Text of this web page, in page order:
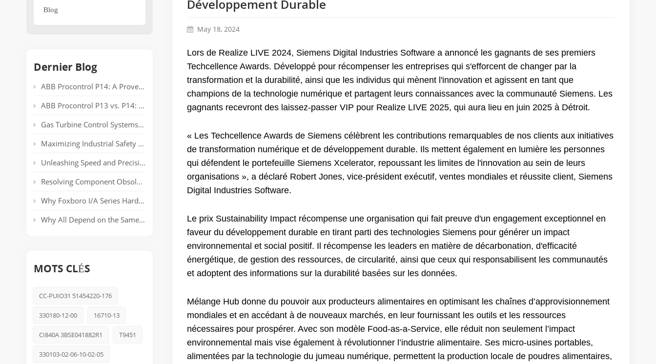
Blog
Dernier Blog
ABB Procontrol P14: A Proven Power Plant Automation System Supporting Reliable Generation for Decades
ABB Procontrol P13 vs. P14: Technical Comparison and Spare Parts Guide
Gas Turbine Control Systems: Common Automation Platforms and Spare Parts Used in Power Generation
Maximizing Industrial Safety and Connectivity with the HIMA HIMatrix Series
Unleashing Speed and Precision: The Power of ABB’s AC 800PEC Control System
Resolving Component Obsolescence in ICS Triplex Trusted® T8000 Series Safety Systems
Why Foxboro I/A Series Hardware Still Dominates Long-Life Process Plants
Why All Depend on the Same Safety Platform: Triconex
MOTS CLÉS
CC-PUIO31 51454220-176
330180-12-00 16710-13
CI840A 3BSE041882R1 T9451
330103-02-06-10-02-05
Développement Durable
May 18, 2024
Lors de Realize LIVE 2024, Siemens Digital Industries Software a annoncé les gagnants de ses premiers
Techcellence Awards. Développé pour récompenser les entreprises qui s'efforcent de changer par la
transformation et la durabilité, ainsi que les individus qui mènent l'innovation et agissent en tant que
champions de la technologie numérique et partagent leurs connaissances avec la communauté Siemens. Les
gagnants recevront des laissez-passer VIP pour Realize LIVE 2025, qui aura lieu en juin 2025 à Détroit.
« Les Techcellence Awards de Siemens célèbrent les contributions remarquables de nos clients aux initiatives
de transformation numérique et de développement durable. Ils mettent également en lumière les personnes
qui défendent le portefeuille Siemens Xcelerator, repoussant les limites de l'innovation au sein de leurs
organisations », a déclaré Robert Jones, vice-président exécutif, ventes mondiales et réussite client, Siemens
Digital Industries Software.
Le prix Sustainability Impact récompense une organisation qui fait preuve d'un engagement exceptionnel en
faveur du développement durable en tirant parti des technologies Siemens pour générer un impact
environnemental et social positif. Il récompense les leaders en matière de décarbonation, d'efficacité
énergétique, de gestion des ressources, de circularité, ainsi que ceux qui responsabilisent les communautés
et adoptent des informations sur la durabilité basées sur les données.
Mélange Hub donne du pouvoir aux producteurs alimentaires en optimisant les chaînes d’approvisionnement
mondiales et en accédant à de nouveaux marchés, en leur fournissant les outils et les ressources
nécessaires pour prospérer. Avec son modèle Food-as-a-Service, elle réduit non seulement l’impact
environnemental mais vise également à révolutionner l’industrie alimentaire. Ses micro-usines portables,
alimentées par la technologie du jumeau numérique, permettent la production locale de poudres alimentaires,